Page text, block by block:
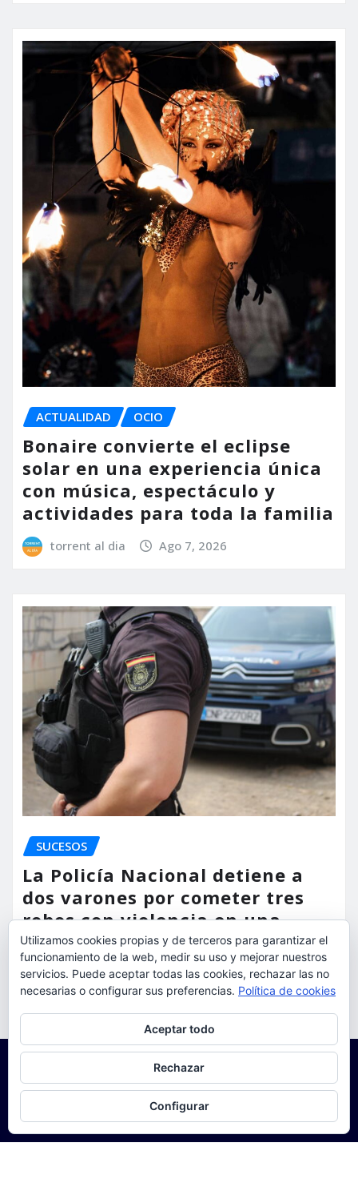
ACTUALIDAD OCIO
Bonaire convierte el eclipse
solar en una experiencia única
con música, espectáculo y
actividades para toda la familia
torrent al dia Ago 7, 2026
SUCESOS
La Policía Nacional detiene a
dos varones por cometer tres
robos con violencia en una
misma mañana
torrent al dia Ago 7, 2026
Utilizamos cookies propias y de terceros para garantizar el
funcionamiento de la web, medir su uso y mejorar nuestros
servicios. Puede aceptar todas las cookies, rechazar las no
necesarias o configurar sus preferencias. Política de cookies
Aceptar todo
Rechazar
Configurar
Para obtener más información, incluido cómo gestionar las cookies,